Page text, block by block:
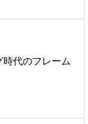
代のフレーム